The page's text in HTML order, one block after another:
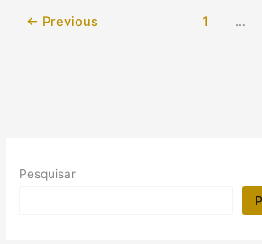
Eternidade
← Previous 1 …
Pesquisar